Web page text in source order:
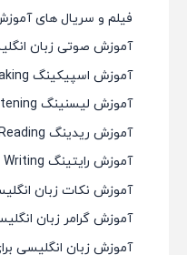
فیلم و سریال های
آموزش صوتی زبان
آموزش اسپیکینگ Speaking
آموزش لیسنینگ Listening
آموزش ریدینگ Reading
آموزش رایتینگ Writing
آموزش نکات زبان
آموزش گرامر زبان
آموزش زبان انگلیسی